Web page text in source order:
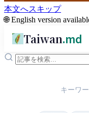
本文へスキップ
🌐 English version
Taiwan.md
キーワ